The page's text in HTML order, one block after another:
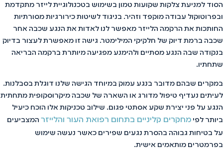
הסוד למניעת צלקות שקועות טמון בשימוש בטכנולוגיית לייזר מתקדמת
ובפרוטוקול עבודה מוקפד וזהיר. בניגוד לשיטות כירורגיות מסורתיות
החותכות את הרקמה הלייזר מאפשר לנו לאדות את הנגע שכבה אחר
שכבה ברמת דיוק של חלקיקי המילימטר. גישה זו מאפשרת לעצור בדיוק
בנקודה שבה הנגע מסתיים ולהימנע מפגיעה מיותרת ברקמה הבריאה
שתחתיו.
במקרים שבהם מדובר בנגע עמוק במיוחד הגישה שלנו דוגלת בסבלנות.
לעיתים נעדיף טיפול מדורג או השארה של שכבה מיקרוסקופית מתחתית
הנגע על פני יצירת שקע אסתטי פגום. שילוב טכניקות אלו הוכח כיעיל
ביותר לפי מחקרים קליניים בתחום רפואת העור והלייזר המצביעים
על בטיחות גבוהה בהסרת נגעים שפירים כאשר נעשה שימוש
בפרמטרים מותאמים אישית.